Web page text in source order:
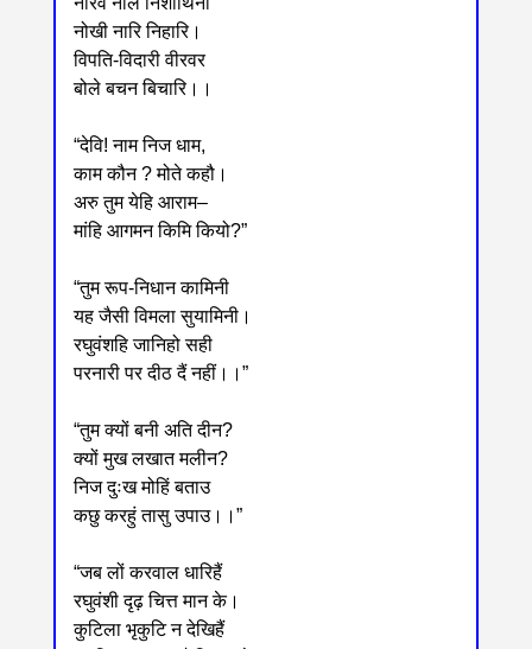
नोखी नारि निहारि।
विपति-विदारी वीरवर
बोले बचन बिचारि।।
“देवि! नाम निज धाम,
काम कौन ? मोते कहौ।
अरु तुम येहि आराम‒
मांहि आगमन किमि कियो?”
“तुम रूप-निधान कामिनी
यह जैसी विमला सुयामिनी।
रघुवंशहि जानिहो सही
परनारी पर दीठ दैं नहीं।।”
“तुम क्यों बनी अति दीन?
क्यों मुख लखात मलीन?
निज दुःख मोहिं बताउ
कछु करहुं तासु उपाउ।।”
“जब लों करवाल धारिहैं
रघुवंशी दृढ़ चित्त मान के।
कुटिला भृकुटि न देखिहैं